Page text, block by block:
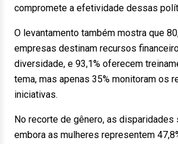
compromete a efetividade dessas
O levantamento também mostra que
empresas destinam recursos
diversidade, e 93,1% oferecem
tema, mas apenas 35% monitoram os
iniciativas.
No recorte de gênero, as disparidades
embora as mulheres representem